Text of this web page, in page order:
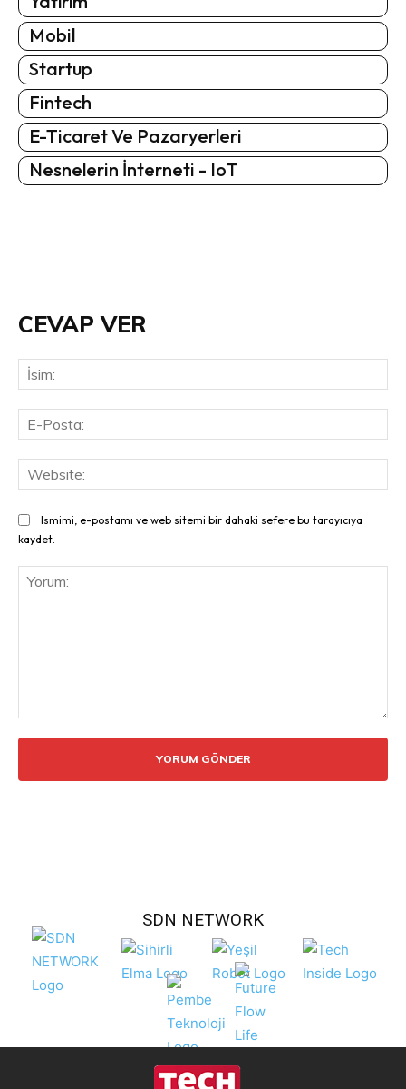
Mobil
Startup
Fintech
E-Ticaret Ve Pazaryerleri
Nesnelerin İnterneti - IoT
CEVAP VER
Ismimi, e-postamı ve web sitemi bir dahaki sefere bu tarayıcıya
kaydet.
SDN NETWORK